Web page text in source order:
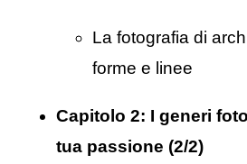
La fotografia di
forme e linee
Capitolo 2: I generi
tua passione (2/2)